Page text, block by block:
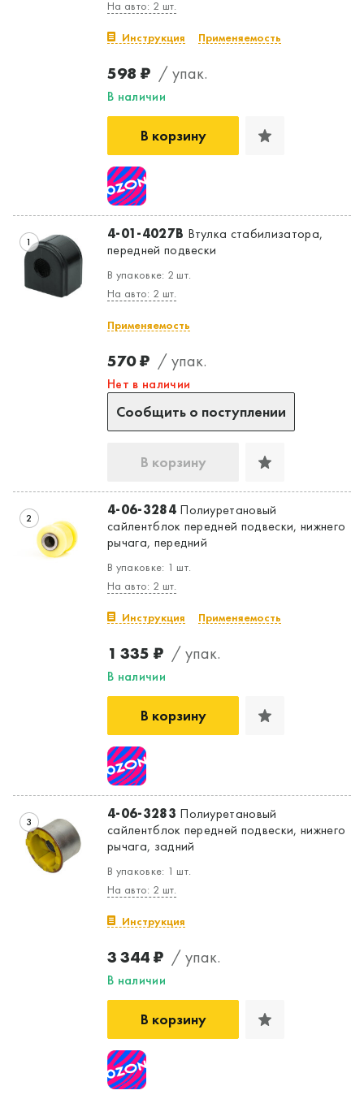
На авто: 2 шт.
Инструкция Применяемость
598 ₽ / упак.
В наличии
В корзину
1 4-01-4027B Втулка стабилизатора,
передней подвески
В упаковке: 2 шт.
На авто: 2 шт.
Применяемость
570 ₽ / упак.
Нет в наличии
Сообщить о поступлении
В корзину
2 4-06-3284Полиуретановый
сайлентблок передней подвески, нижнего
рычага, передний
В упаковке: 1 шт.
На авто: 2 шт.
Инструкция Применяемость
1 335 ₽ / упак.
В наличии
В корзину
3 4-06-3283 Полиуретановый
сайлентблок передней подвески, нижнего
рычага, задний
В упаковке: 1 шт.
На авто: 2 шт.
Инструкция
3 344 ₽ / упак.
В наличии
В корзину